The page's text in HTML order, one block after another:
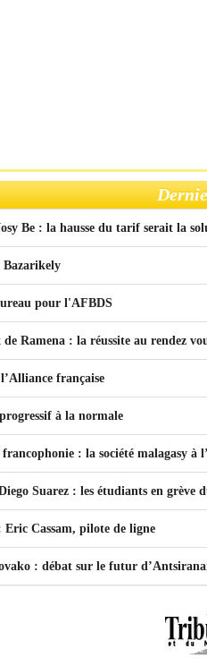
Be : la hausse du tarif serait la
pour l'AFBDS
de Ramena : la réussite au rendez
française
à la normale
francophonie : la société malagasy à
Suarez : les étudiants en grève
Eric Cassam, pilote de ligne
: débat sur le futur